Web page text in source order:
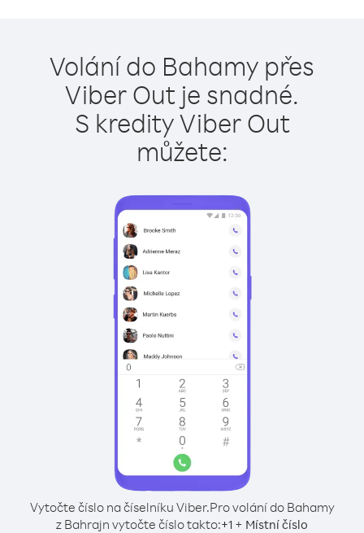
Volání do Bahamy přes
Viber Out je snadné.
S kredity Viber Out
můžete:
Vytočte číslo na číselníku Viber.Pro volání do Bahamy
z Bahrajn vytočte číslo takto:+1 + Místní číslo